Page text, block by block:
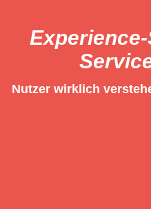
Nutzer wirklich